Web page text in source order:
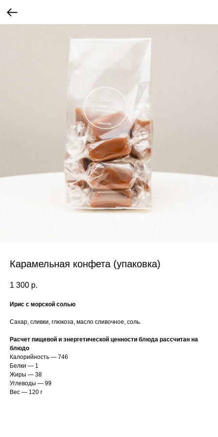
Карамельная конфета (упаковка)
1 300 р.
Ирис с морской солью
Сахар, сливки, глюкоза, масло сливочное, соль.
Расчет пищевой и энергетической ценности блюда рассчитан на
блюдо
Калорийность — 746
Белки — 1
Жиры — 38
Углеводы — 99
Вес — 120 г